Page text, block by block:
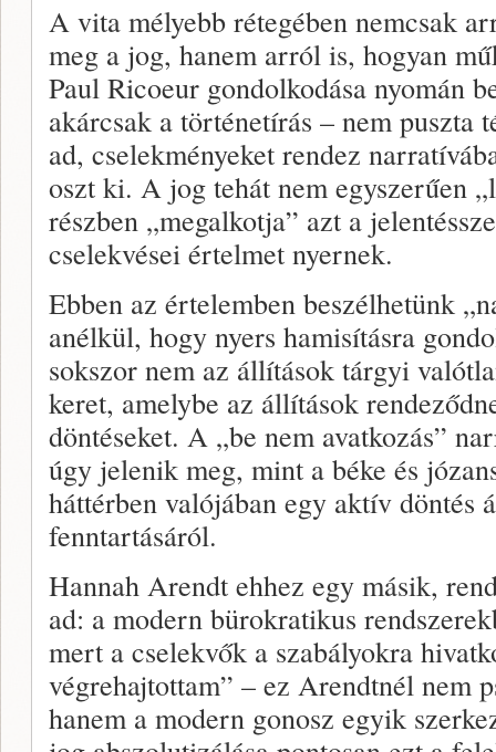
A vita mélyebb rétegében nemcsak
meg a jog, hanem arról is, hogyan
Paul Ricoeur gondolkodása nyomán
akárcsak a történetírás – nem puszta
ad, cselekményeket rendez
oszt ki. A jog tehát nem egyszerűen
részben „megalkotja” azt a
cselekvései értelmet nyernek.
Ebben az értelemben beszélhetünk
anélkül, hogy nyers hamisításra
sokszor nem az állítások tárgyi
keret, amelybe az állítások
döntéseket. A „be nem avatkozás”
úgy jelenik meg, mint a béke és
háttérben valójában egy aktív döntés
fenntartásáról.
Hannah Arendt ehhez egy másik,
ad: a modern bürokratikus
mert a cselekvők a szabályokra
végrehajtottam” – ez Arendtnél nem
hanem a modern gonosz egyik